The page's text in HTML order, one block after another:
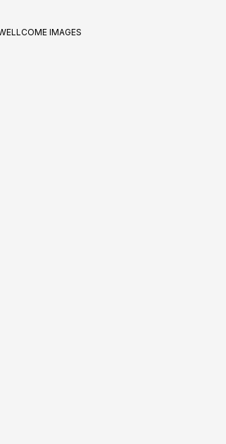
IMAGES